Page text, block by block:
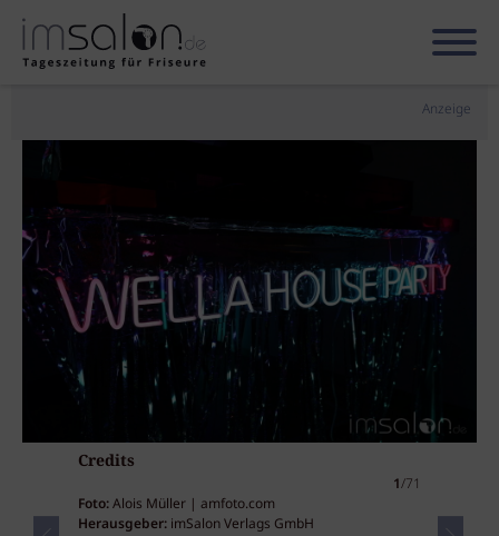
Anzeige
Credits
1/71
Foto:Alois Müller | amfoto.com
Herausgeber: imSalon Verlags GmbH